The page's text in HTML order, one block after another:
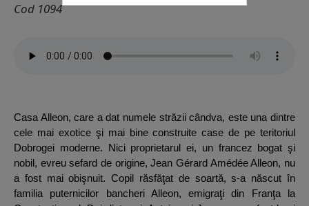
Cod 1094
Casa Alleon, care a dat numele străzii cândva, este una dintre
cele mai exotice şi mai bine construite case de pe teritoriul
Dobrogei moderne. Nici proprietarul ei, un francez bogat şi
nobil, evreu sefard de origine, Jean Gérard Amédée Alleon, nu
a fost mai obişnuit. Copil răsfăţat de soartă, s-a născut în
familia puternicilor bancheri Alleon, emigraţi din Franţa la